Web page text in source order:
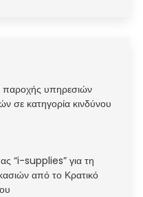
παροχής υπηρεσιών
σε κατηγορία κινδύνου
“i-supplies” για τη
από το Κρατικό